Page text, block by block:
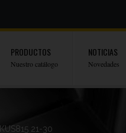
PRODUCTOS
Nuestro catálogo
NOTICIAS
Novedades
KUS815 21-30